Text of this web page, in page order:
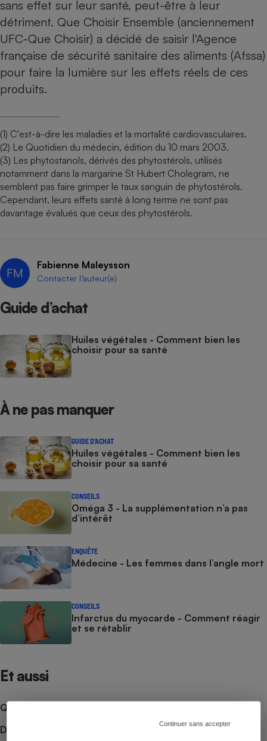
Continuer sans accepter
sans effet sur leur santé, peut-être à leur
détriment. Que Choisir Ensemble (anciennement
UFC-Que Choisir) a décidé de saisir l'Agence
française de sécurité sanitaire des ­aliments (Afssa)
pour faire la lumière sur les effets réels de ces
produits.
(1) C'est-à-dire les maladies et la mortalité cardiovasculaires.
(2) Le Quotidien du médecin, édition du 10 mars 2003.
(3) Les phytostanols, dérivés des phytostérols, utilisés
notamment dans la margarine St Hubert Cholegram, ne
semblent pas faire grimper le taux sanguin de phytostérols.
Cependant, leurs effets ­santé à long terme ne sont pas
davantage évalués que ceux des phytostérols.
FM
Fabienne Maleysson
Contacter l’auteur(e)
Guide d’achat
Huiles végétales - Comment bien les
choisir pour sa santé
À ne pas manquer
GUIDE D'ACHAT
Huiles végétales - Comment bien les
choisir pour sa santé
CONSEILS
Oméga 3 - La supplémentation n’a pas
d’intérêt
ENQUÊTE
Médecine - Les femmes dans l’angle mort
CONSEILS
Infarctus du myocarde - Comment réagir
et se rétablir
Et aussi
Que faire en cas de litige ?
Découvrir le forum